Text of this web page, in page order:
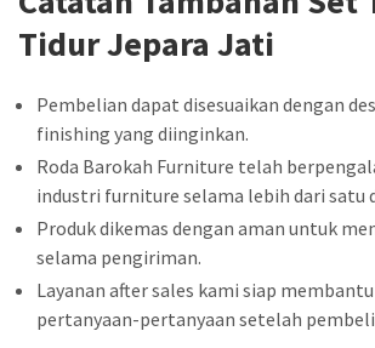
Tidur Jepara Jati
Pembelian dapat disesuaikan dengan
finishing yang diinginkan.
Roda Barokah Furniture telah
industri furniture selama lebih dari satu
Produk dikemas dengan aman untuk
selama pengiriman.
Layanan after sales kami siap
pertanyaan-pertanyaan setelah